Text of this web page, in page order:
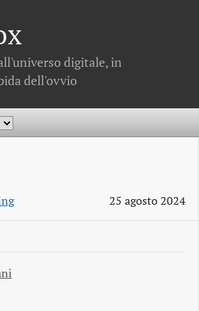
digitale, in
dell'ovvio
25 agosto 2024